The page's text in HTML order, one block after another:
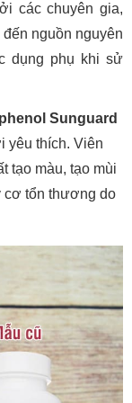
các chuyên gia,
nguồn nguyên
dụng phụ khi sử
Sunguard
yêu thích. Viên
tạo màu, tạo mùi
cơ tổn thương do